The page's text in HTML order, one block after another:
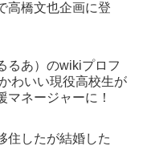
高橋文也企画に登
るあ）のwikiプロフ
わいい現役高校生が
マネージャーに！
住したが結婚した